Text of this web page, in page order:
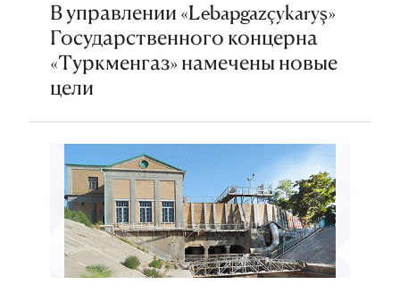
В управлении «Lebapgazçykaryş»
Государственного концерна
«Туркменгаз» намечены новые
цели